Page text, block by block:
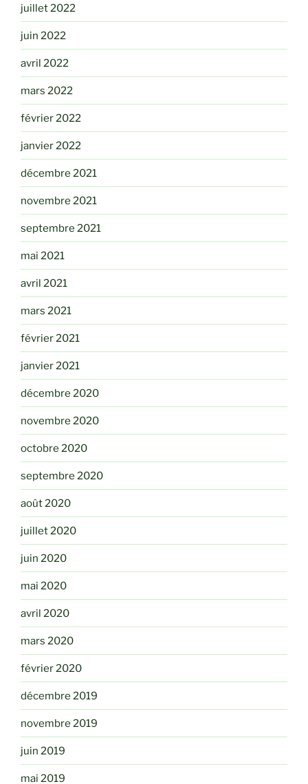
juillet 2022
juin 2022
avril 2022
mars 2022
février 2022
janvier 2022
décembre 2021
novembre 2021
septembre 2021
mai 2021
avril 2021
mars 2021
février 2021
janvier 2021
décembre 2020
novembre 2020
octobre 2020
septembre 2020
août 2020
juillet 2020
juin 2020
mai 2020
avril 2020
mars 2020
février 2020
décembre 2019
novembre 2019
juin 2019
mai 2019